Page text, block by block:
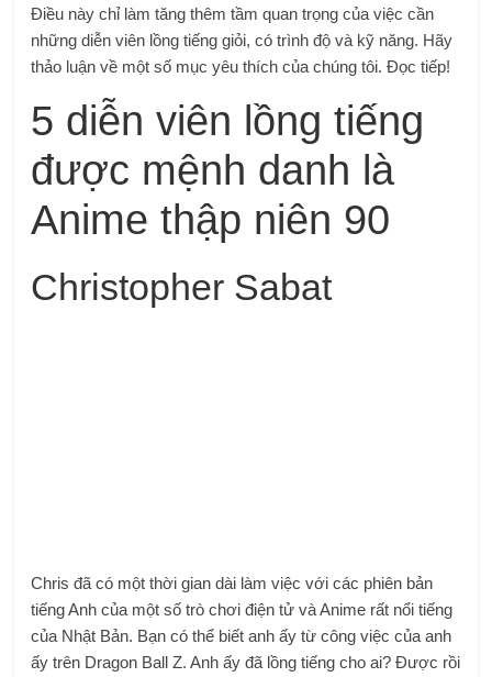
Điều này chỉ làm tăng thêm tầm quan trọng của việc cần
những diễn viên lồng tiếng giỏi, có trình độ và kỹ năng. Hãy
thảo luận về một số mục yêu thích của chúng tôi. Đọc tiếp!
5 diễn viên lồng tiếng
được mệnh danh là
Anime thập niên 90
Christopher Sabat
Chris đã có một thời gian dài làm việc với các phiên bản
tiếng Anh của một số trò chơi điện tử và Anime rất nổi tiếng
của Nhật Bản. Bạn có thể biết anh ấy từ công việc của anh
ấy trên Dragon Ball Z. Anh ấy đã lồng tiếng cho ai? Được rồi